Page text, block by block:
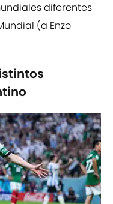
diferentes
(a Enzo